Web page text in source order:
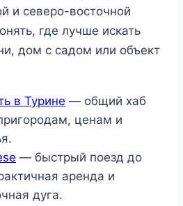
и северо-восточной
где лучше искать
дом с садом или объект
в Турине — общий хаб
ценам и
— быстрый поезд до
аренда и
дуга.